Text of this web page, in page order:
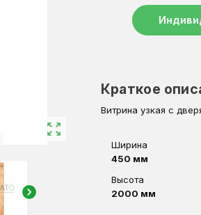
zoom_out_map
chevron_right
Краткое
Витрина узкая с
Ширина
450 мм
Высота
2000 мм